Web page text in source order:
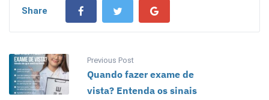
Share
Previous Post
Quando fazer exame de
vista? Entenda os sinais